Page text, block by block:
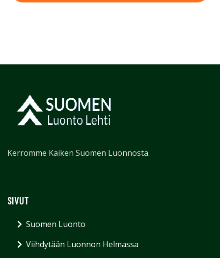
Kerromme Kaiken Suomen Luonnosta.
SIVUT
Suomen Luonto
Viihdytään Luonnon Helmassa